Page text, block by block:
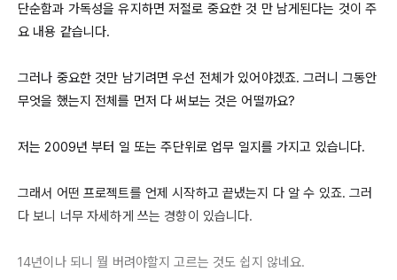
단순함과 가독성을 유지하면 저절로 중요한 것 만 남게된다는 것이 주
요 내용 같습니다.
그러나 중요한 것만 남기려면 우선 전체가 있어야겠죠. 그러니 그동안
무엇을 했는지 전체를 먼저 다 써보는 것은 어떨까요?
저는 2009년 부터 일 또는 주단위로 업무 일지를 가지고 있습니다.
그래서 어떤 프로젝트를 언제 시작하고 끝냈는지 다 알 수 있죠. 그러
다 보니 너무 자세하게 쓰는 경향이 있습니다.
14년이나 되니 뭘 버려야할지 고르는 것도 쉽지 않네요.